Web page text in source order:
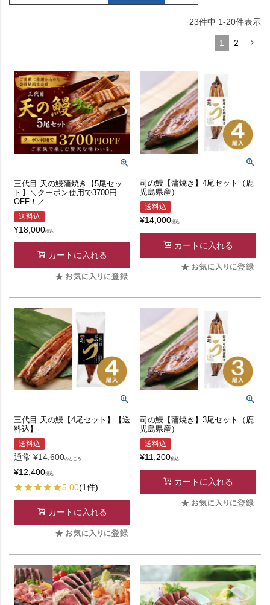
23件中 1-20件表示
1 2
三代目 天の鰻蒲焼き【5尾セッ
ト】＼クーポン使用で3700円
OFF！／
送料込
¥18,000税込
カートに入れる
司の鰻【蒲焼き】4尾セット（鹿
児島県産）
送料込
¥14,000税込
カートに入れる
三代目 天の鰻【4尾セット】【送
料込】
送料込
通常 ¥14,600のところ
¥12,400税込
5.00(1件)
カートに入れる
司の鰻【蒲焼き】3尾セット（鹿
児島県産）
送料込
¥11,200税込
カートに入れる